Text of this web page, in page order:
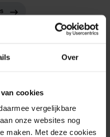
Over
cookies
vergelijkbare
onze websites nog
maken. Met deze cookies